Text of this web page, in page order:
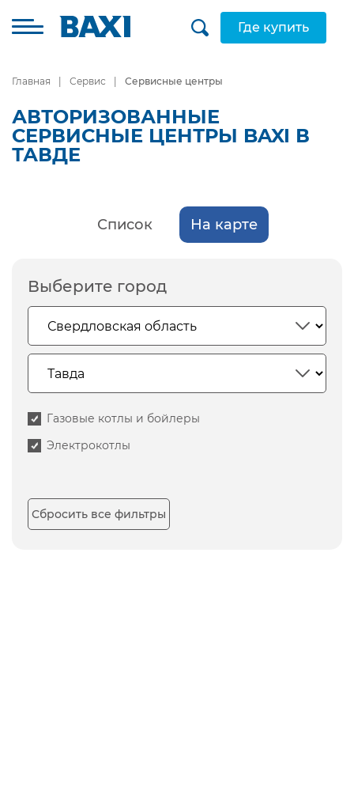
Где купить
Главная Сервис Сервисные центры
АВТОРИЗОВАННЫЕ
СЕРВИСНЫЕ ЦЕНТРЫ BAXI В
ТАВДЕ
Список На карте
Выберите город
Газовые котлы и бойлеры
Электрокотлы
Сбросить все фильтры